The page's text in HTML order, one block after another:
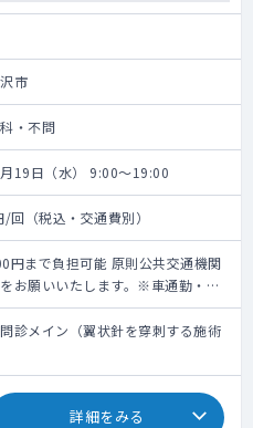
市
・不問
19日（水） 9:00～19:00
回（税込・交通費別）
円まで負担可能 原則公共交通機関
お願いいたします。※車通勤・タ
要相談
診メイン（翼状針を穿刺する施術
詳細をみる